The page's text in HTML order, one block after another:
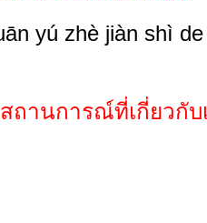
yú zhè jiàn shì
ถานการณ์ที่เกี่ยวกับ